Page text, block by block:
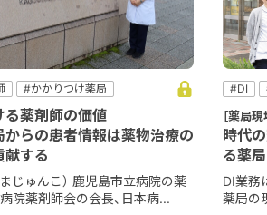
#かかりつけ薬局
ン
#他職種
#病院
る薬剤師の価値
からの患者情報は薬物治療の
献する
じゅんこ） 鹿児島市立病院の薬
院薬剤師会の会長、日本病...
#DI
#服薬
［薬局
時代
る薬
DI業務
薬局の